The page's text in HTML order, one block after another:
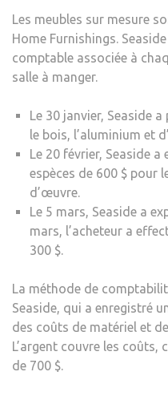
Les meubles sur mesure
Home Furnishings.
comptable associée à
salle à manger.
Le 30 janvier, Seaside
le bois, l’aluminium et
Le 20 février, Seaside
espèces de 600 $ pour
d’œuvre.
Le 5 mars, Seaside a
mars, l’acheteur a
300 $.
La méthode de
Seaside, qui a enregistré
des coûts de matériel et
L’argent couvre les coûts,
de 700 $.